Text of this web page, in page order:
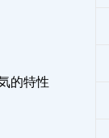
的特性